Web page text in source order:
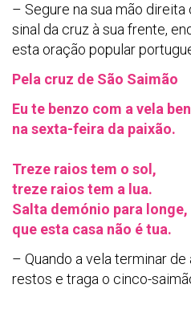
– Segure na sua mão
sinal da cruz à sua frente,
esta oração popular
Pela cruz de São Saimão
Eu te benzo com a vela
na sexta-feira da paixão.
Treze raios tem o sol,
treze raios tem a lua.
Salta demónio para longe,
que esta casa não é tua.
– Quando a vela terminar
restos e traga o cinco-